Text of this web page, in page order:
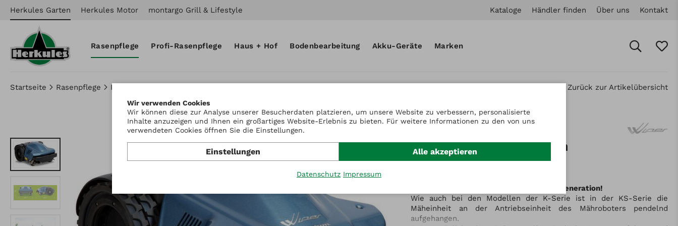
Herkules Garten Herkules Motor montargo Grill & Lifestyle Kataloge Händler finden Über uns Kontakt
Rasenpflege Profi-Rasenpflege Haus + Hof Bodenbearbeitung Akku-Geräte Marken
Startseite Rasenpflege Robotermäher Zurück zur Artikelübersicht
Wiper KS extra Premium
Robotermäher
High-Tech-Robotermäher der nächsten Generation!
Wie auch bei den Modellen der K-Serie ist in der KS-Serie die
Mäheinheit an der Antriebseinheit des Mähroboters pendelnd
aufgehangen.
Wir verwenden Cookies
Wir können diese zur Analyse unserer Besucherdaten platzieren, um unsere Website zu verbessern, personalisierte
Inhalte anzuzeigen und Ihnen ein großartiges Website-Erlebnis zu bieten. Für weitere Informationen zu den von uns
verwendeten Cookies öffnen Sie die Einstellungen.
Einstellungen Alle akzeptieren
Datenschutz Impressum